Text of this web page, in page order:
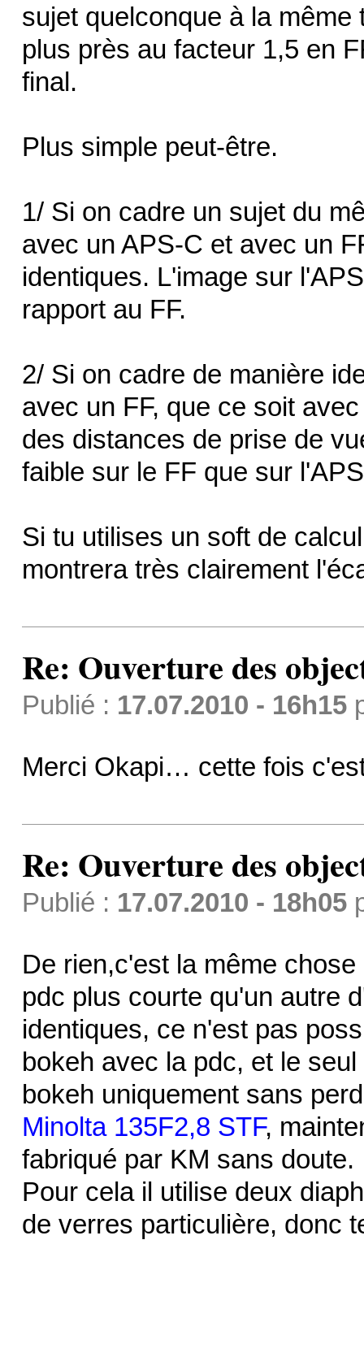
sujet quelconque à la
plus près au facteur 1,5 en
final.
Plus simple peut-être.
1/ Si on cadre un sujet du
avec un APS-C et avec un
identiques. L'image sur
rapport au FF.
2/ Si on cadre de manière
avec un FF, que ce soit
des distances de prise de
faible sur le FF que sur
Si tu utilises un soft de
montrera très clairement
Re: Ouverture des
Publié : 17.07.2010 - 16h15
Merci Okapi… cette fois
Re: Ouverture des
Publié : 17.07.2010 - 18h05
De rien,c'est la même
pdc plus courte qu'un autre
identiques, ce n'est pas
bokeh avec la pdc, et le
bokeh uniquement sans
Minolta 135F2,8 STF,
fabriqué par KM sans doute.
Pour cela il utilise deux
de verres particulière, donc